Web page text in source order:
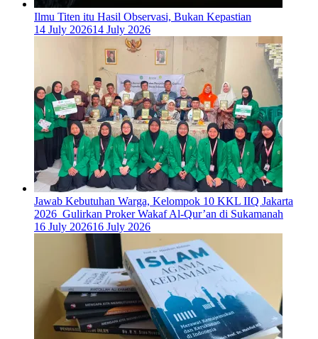
Ilmu Titen itu Hasil Observasi, Bukan Kepastian
14 July 202614 July 2026
Jawab Kebutuhan Warga, Kelompok 10 KKL IIQ Jakarta
2026 Gulirkan Proker Wakaf Al-Qur’an di Sukamanah
16 July 202616 July 2026